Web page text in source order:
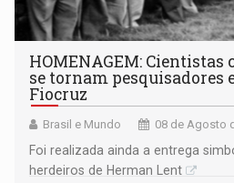
HOMENAGEM: Cientistas
se tornam pesquisadores
Fiocruz
Brasil e Mundo 08 de Agosto
Foi realizada ainda a entrega
herdeiros de Herman Lent